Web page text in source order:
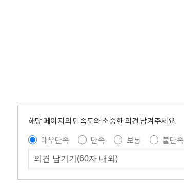
해당 페이지의 만족도와 소중한 의견 남겨주세요.
매우만족
만족 보통 불만족